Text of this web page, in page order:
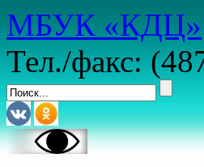
МБУК «КДЦ»
Тел./факс: